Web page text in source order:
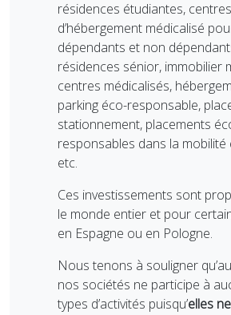
résidences étudiantes, centres
d’hébergement médicalisé
dépendants et non
résidences sénior, immobilier
centres médicalisés,
parking éco-responsable,
stationnement, placements
responsables dans la mobilité
etc.
Ces investissements sont
le monde entier et pour
en Espagne ou en Pologne.
Nous tenons à souligner
nos sociétés ne participe à
types d’activités puisqu’elles